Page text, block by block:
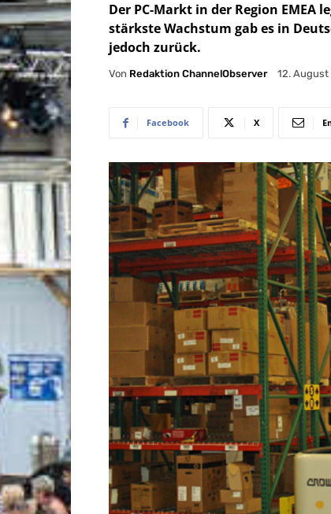
Der PC-Markt in der Region EMEA
stärkste Wachstum gab es in
jedoch zurück.
Von Redaktion ChannelObserver 12. August
Facebook X